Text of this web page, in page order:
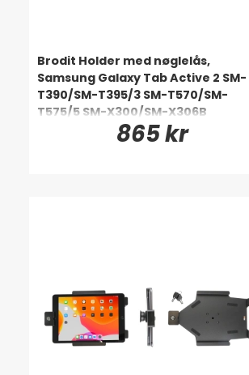
Brodit Holder med nøglelås,
Samsung Galaxy Tab Active 2 SM-
T390/SM-T395/3 SM-T570/SM-
T575/5 SM-X300/SM-X306B
865 kr